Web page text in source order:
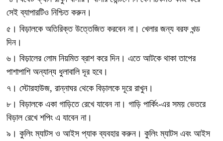
সেই ব্যাপারটিও নিশ্চিত করুন।
৫। বিড়ালকে অতিরিক্ত উত্তেজিত করবেন না। খেলার জন্য বরফ খন্ড
দিন।
৬। বিড়ালের লোম নিয়মিত ব্রাশ করে দিন। এতে আটকে থাকা তাপের
পাশাপাশি অন্যান্য ধুলাবালি দূর হবে।
৭। স্টোরহাউজ, রান্নাঘর থেকে বিড়ালকে দূরে রাখুন।
৮। বিড়ালকে একা গাড়িতে রেখে যাবেন না। গাড়ি পার্কিং-এর সময় ভেতরে
বিড়াল রেখে শপিং এ যাবেন না।
৯। কুলিং ম্যাটস ও আইস প্যাক ব্যবহার করুন। কুলিং ম্যাটস এবং আইস